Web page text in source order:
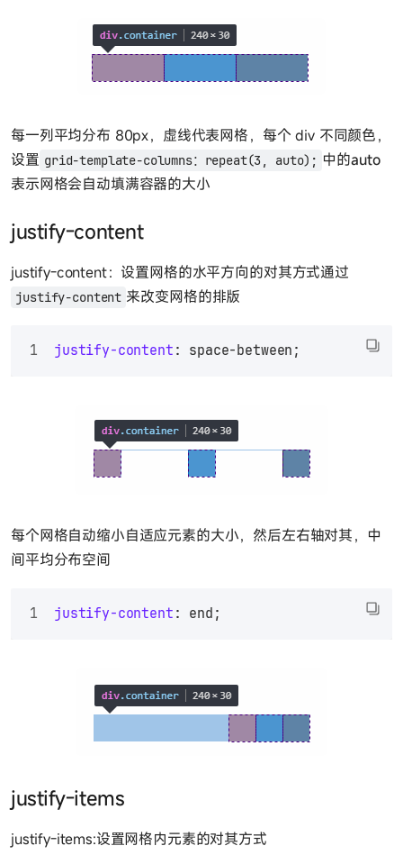
每一列平均分布 80px，虚线代表网格，每个 div 不同颜色，
设置 grid-template-columns：repeat(3, auto); 中的auto
表示网格会自动填满容器的大小
justify-content
justify-content：设置网格的水平方向的对其方式通过
justify-content 来改变网格的排版
justify-content : space-between;
每个网格自动缩小自适应元素的大小，然后左右轴对其，中
间平均分布空间
justify-content : end;
justify-items
justify-items:设置网格内元素的对其方式